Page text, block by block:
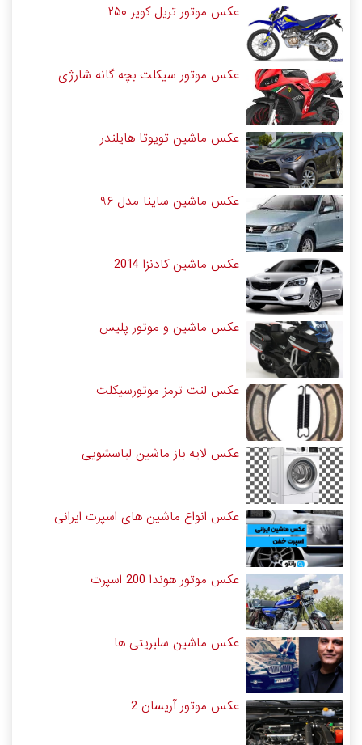
عکس موتور تریل کویر ۲۵۰
عکس موتور سیکلت بچه گانه شارژی
عکس ماشین تویوتا هایلندر
عکس ماشین ساینا مدل ۹۶
عکس ماشین کادنزا 2014
عکس ماشین و موتور پلیس
عکس لنت ترمز موتورسیکلت
عکس لایه باز ماشین لباسشویی
عکس انواع ماشین های اسپرت ایرانی
عکس موتور هوندا 200 اسپرت
عکس ماشین سلبریتی ها
عکس موتور آریسان 2